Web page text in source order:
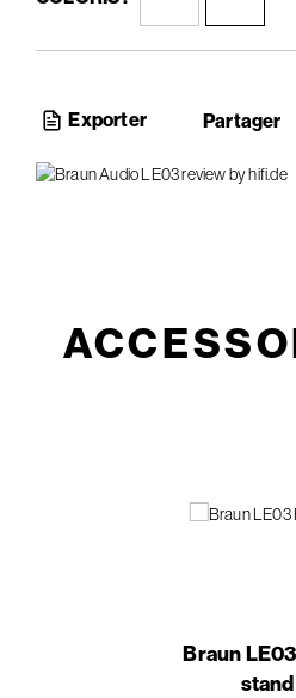
Exporter Partager
Braun
stand